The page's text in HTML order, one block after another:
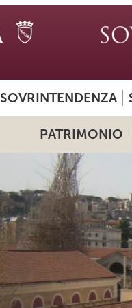
SOVRINTENDENZA
PATRIMONIO